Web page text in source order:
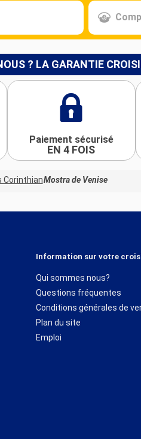
? LA GARANTIE
Paiement sécurisé
EN 4 FOIS
CorinthianMostra de Venise
Information sur votre
Qui sommes nous?
Questions fréquentes
Conditions générales de
Plan du site
Emploi